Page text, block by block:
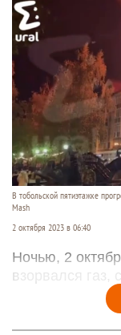
В тобольской пятиэтажке
Mash
2 октября 2023 в 06:40
Ночью, 2
взорвался газ,